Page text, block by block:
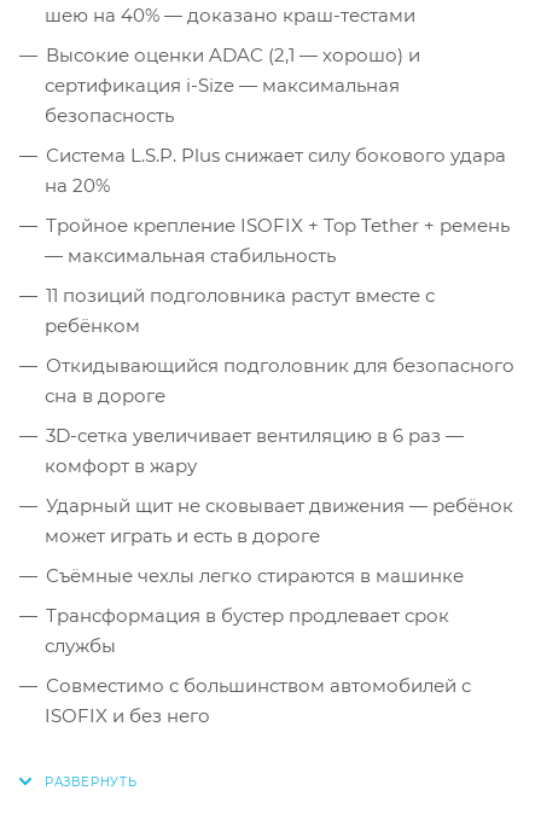
шею на 40% — доказано краш-тестами
Высокие оценки ADAC (2,1 — хорошо) и
сертификация i-Size — максимальная
безопасность
Система L.S.P. Plus снижает силу бокового удара
на 20%
Тройное крепление ISOFIX + Top Tether + ремень
— максимальная стабильность
11 позиций подголовника растут вместе с
ребёнком
Откидывающийся подголовник для безопасного
сна в дороге
3D-сетка увеличивает вентиляцию в 6 раз —
комфорт в жару
Ударный щит не сковывает движения — ребёнок
может играть и есть в дороге
Съёмные чехлы легко стираются в машинке
Трансформация в бустер продлевает срок
службы
Совместимо с большинством автомобилей с
ISOFIX и без него